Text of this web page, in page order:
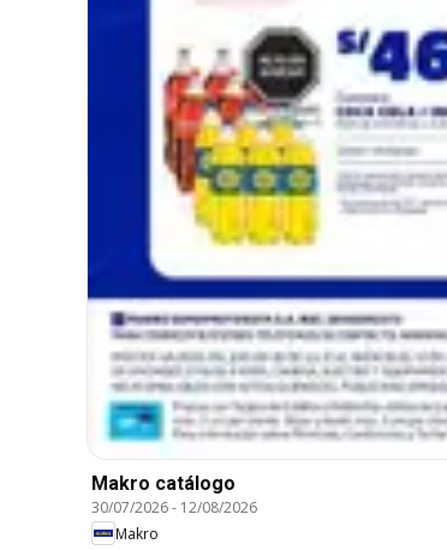
Makro catálogo
30/07/2026- 12/08/2026
Makro